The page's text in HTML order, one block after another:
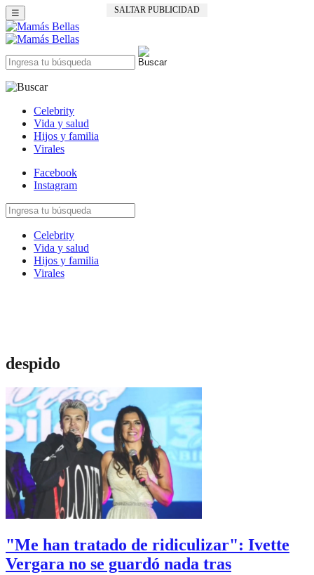
SALTAR PUBLICIDAD
☰
Celebrity
Vida y salud
Hijos y familia
Virales
Facebook
Instagram
Celebrity
Vida y salud
Hijos y familia
Virales
despido
"Me han tratado de ridiculizar": Ivette
Vergara no se guardó nada tras